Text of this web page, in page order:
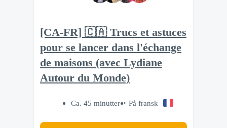
[CA-FR] 🇨🇦 Trucs et astuces
pour se lancer dans l'échange
de maisons (avec Lydiane
Autour du Monde)
Ca. 45 minutter På fransk